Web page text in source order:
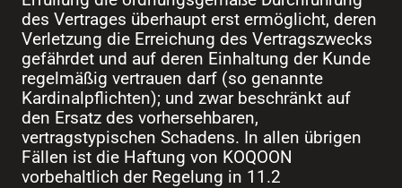
des Vertrages überhaupt erst ermöglicht, deren
Verletzung die Erreichung des Vertragszwecks
gefährdet und auf deren Einhaltung der Kunde
regelmäßig vertrauen darf (so genannte
Kardinalpflichten); und zwar beschränkt auf
den Ersatz des vorhersehbaren,
vertragstypischen Schadens. In allen übrigen
Fällen ist die Haftung von KOQOON
vorbehaltlich der Regelung in 11.2